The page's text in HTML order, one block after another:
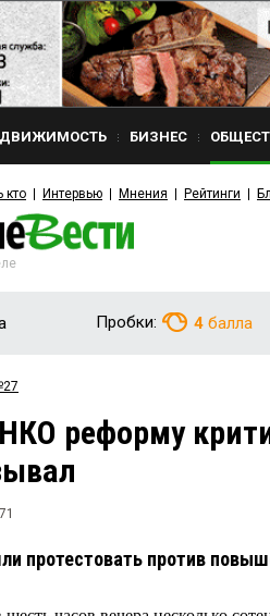
БИЗНЕС
кто Интервью Мнения Рейтинги
Пробки: 4 балла
реформу
протестовать против